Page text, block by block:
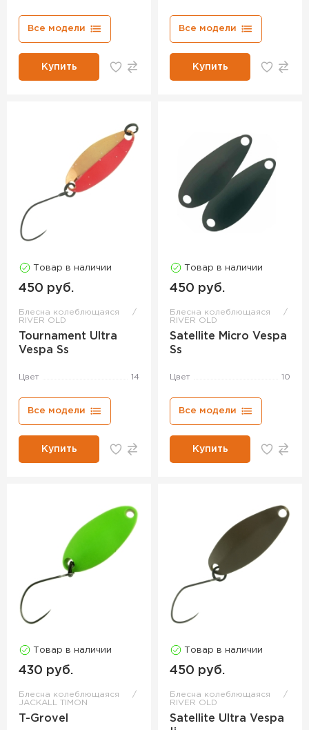
Все модели
Купить
Все модели
Купить
Товар в наличии
450 руб.
Блесна колеблющаяся
RIVER OLD
Tournament Ultra
Vespa Ss
Цвет 14
Все модели
Купить
Товар в наличии
450 руб.
Блесна колеблющаяся
RIVER OLD
Satellite Micro Vespa
Ss
Цвет 10
Все модели
Купить
Товар в наличии
430 руб.
Блесна колеблющаяся
JACKALL TIMON
T-Grovel
Товар в наличии
450 руб.
Блесна колеблющаяся
RIVER OLD
Satellite Ultra Vespa